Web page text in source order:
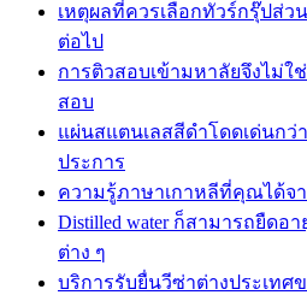
เหตุผลที่ควรเลือกทัวร์กรุ๊ปส่ว
ต่อไป
การติวสอบเข้ามหาลัยจึงไม่ใ
สอบ
แผ่นสแตนเลสสีดำโดดเด่นกว่
ประการ
ความรู้ภาษาเกาหลีที่คุณได้จา
Distilled water ก็สามารถยืด
ต่าง ๆ
บริการรับยื่นวีซ่าต่างประเทศ